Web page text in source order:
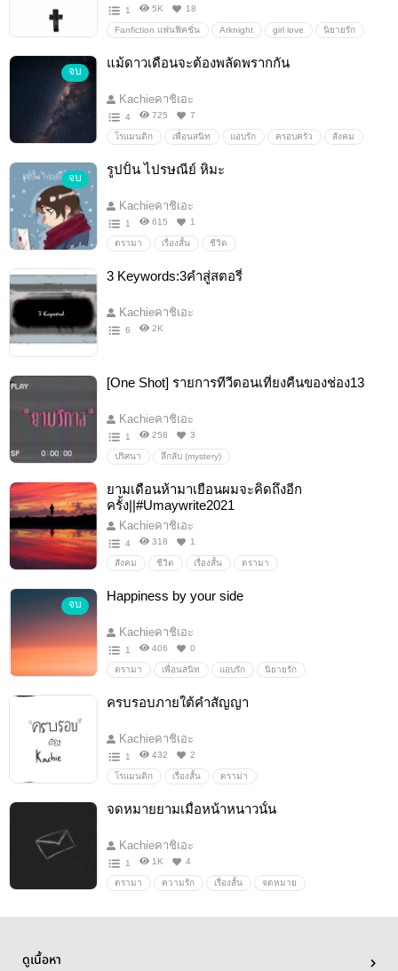
1 5K 18
Fanfiction แฟนฟิคชั่น Arknight girl love นิยายรัก
จบ
แม้ดาวเดือนจะต้องพลัดพรากกัน
Kachieคาชิเอะ
4 725 7
โรแมนติก เพื่อนสนิท แอบรัก ครอบครัว สังคม
จบ
รูปปั้น ไปรษณีย์ หิมะ
Kachieคาชิเอะ
1 615 1
ดรามา เรื่องสั้น ชีวิต
3 Keywords:3คำสู่สตอรี่
Kachieคาชิเอะ
6 2K
[One Shot] รายการทีวีตอนเที่ยงคืนของช่อง13
Kachieคาชิเอะ
1 258 3
ปริศนา ลึกลับ (mystery)
ยามเดือนห้ามาเยือนผมจะคิดถึงอีก
ครั้ง||#Umaywrite2021
Kachieคาชิเอะ
4 318 1
สังคม ชีวิต เรื่องสั้น ดรามา
จบ
Happiness by your side
Kachieคาชิเอะ
1 406 0
ดรามา เพื่อนสนิท แอบรัก นิยายรัก
ครบรอบภายใต้คำสัญญา
Kachieคาชิเอะ
1 432 2
โรแมนติก เรื่องสั้น ดราม่า
จดหมายยามเมื่อหน้าหนาวนั้น
Kachieคาชิเอะ
1 1K 4
ดรามา ความรัก เรื่องสั้น จดหมาย
ดูเนื้อหา